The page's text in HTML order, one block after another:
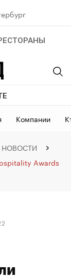
Компании
НОВОСТИ
Awards